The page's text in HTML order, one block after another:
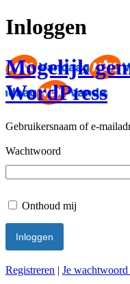
Inloggen
Mogelijk
WordPress
Gebruikersnaam of e-
Wachtwoord
Onthoud mij
Registreren | Je wachtwoord